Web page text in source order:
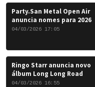
Party.San Metal Open Air
anuncia nomes para 2026
04/03/2026 17:05
Ringo Starr anuncia novo
álbum Long Long Road
04/03/2026 16:55